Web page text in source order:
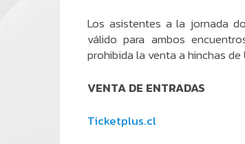
Los asistentes a la jornada
válido para ambos
prohibida la venta a hinchas de
VENTA DE ENTRADAS
Ticketplus.cl